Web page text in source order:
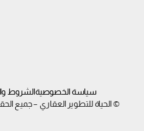
سياسة الخصوصيةالشروط
© الحياة للتطوير العقاري – جميع